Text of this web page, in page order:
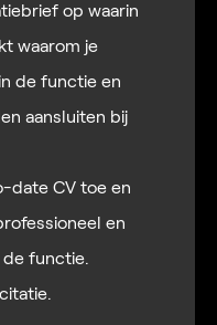
op waarin
waarom je
de functie en
aansluiten bij
date CV toe en
en
de functie.